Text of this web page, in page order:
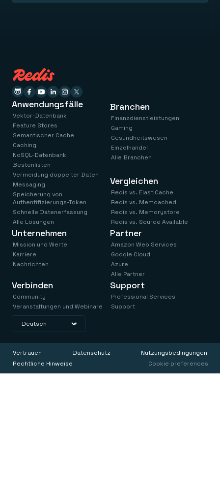
Anwendungsfälle
Vektor-Datenbank
Feature Stores
Semantischer Cache
Caching
NoSQL-Datenbank
Bestenlisten
Vermeidung doppelter Daten
Messaging
Speicherung von
Authentifizierungs-Token
Schnelle Datenerfassung
Alle Lösungen
Branchen
Finanzdienstleistungen
Gaming
Gesundheitswesen
Einzelhandel
Alle Branchen
Vergleichen
Redis vs. ElastiCache
Redis vs. Memcached
Redis vs. Memorystore
Redis vs. Source Available
Unternehmen
Mission und Werte
Karriere
Nachrichten
Verbinden
Community
Veranstaltungen und Webinare
Partner
Amazon Web Services
Google Cloud
Azure
Alle Partner
Support
Professional Services
Support
Vertrauen Datenschutz
Nutzungsbedingungen
Rechtliche Hinweise
Cookie preferences